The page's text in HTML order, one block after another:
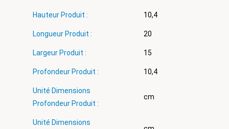
Hauteur Produit : 10,4
Longueur Produit : 20
Largeur Produit : 15
Profondeur Produit : 10,4
Unité Dimensions
Profondeur Produit :
cm
Unité Dimensions